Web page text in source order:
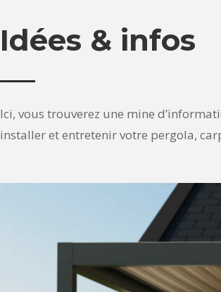
Idées & infos
Ici, vous trouverez une mine
installer et entretenir votre pergola,